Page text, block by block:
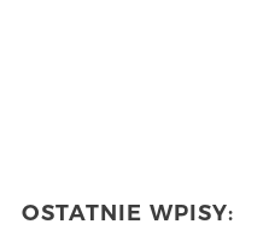
OSTATNIE WPISY: